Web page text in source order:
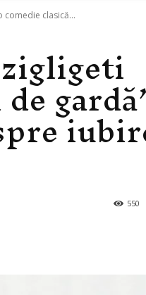
comedie clasică...
550